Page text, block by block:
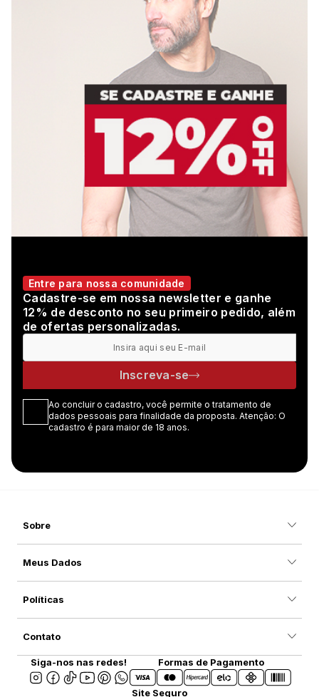
Entre para nossa comunidade
Cadastre-se em nossa newsletter e ganhe
12% de desconto no seu primeiro pedido, além
de ofertas personalizadas.
Inscreva-se
Ao concluir o cadastro, você permite o tratamento de
dados pessoais para finalidade da proposta. Atenção: O
cadastro é para maior de 18 anos.
Sobre
Meus Dados
Políticas
Contato
Siga-nos nas redes! Formas de Pagamento
Site Seguro